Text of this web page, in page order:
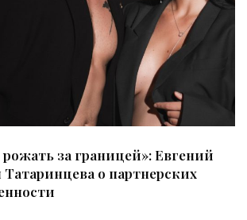
за границей»: Евгений
о партнерских